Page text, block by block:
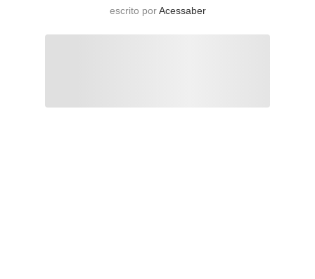
escrito porAcessaber